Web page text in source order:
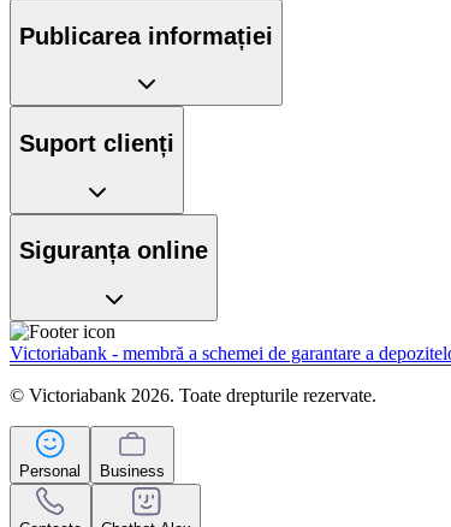
Publicarea informației
Suport clienți
Siguranța online
Victoriabank - membră a schemei de garantare a
© Victoriabank 2026. Toate drepturile rezervate.
Personal Business